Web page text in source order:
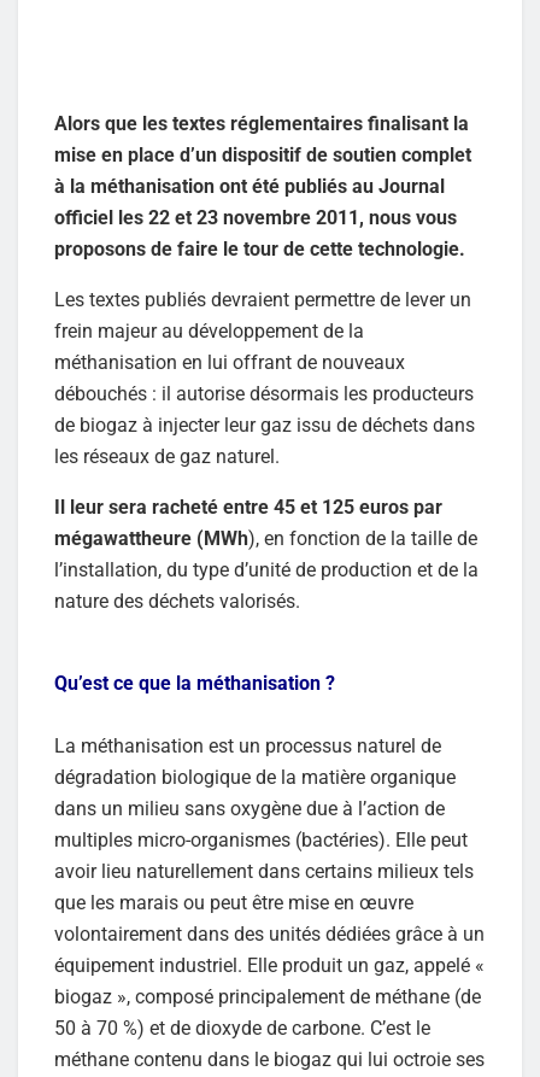
Alors que les textes réglementaires finalisant la
mise en place d’un dispositif de soutien complet
à la méthanisation ont été publiés au Journal
officiel les 22 et 23 novembre 2011, nous vous
proposons de faire le tour de cette technologie.
Les textes publiés devraient permettre de lever un
frein majeur au développement de la
méthanisation en lui offrant de nouveaux
débouchés : il autorise désormais les producteurs
de biogaz à injecter leur gaz issu de déchets dans
les réseaux de gaz naturel.
Il leur sera racheté entre 45 et 125 euros par
mégawattheure (MWh), en fonction de la taille de
l’installation, du type d’unité de production et de la
nature des déchets valorisés.
Qu’est ce que la méthanisation ?
La méthanisation est un processus naturel de
dégradation biologique de la matière organique
dans un milieu sans oxygène due à l’action de
multiples micro-organismes (bactéries). Elle peut
avoir lieu naturellement dans certains milieux tels
que les marais ou peut être mise en œuvre
volontairement dans des unités dédiées grâce à un
équipement industriel. Elle produit un gaz, appelé «
biogaz », composé principalement de méthane (de
50 à 70 %) et de dioxyde de carbone. C’est le
méthane contenu dans le biogaz qui lui octroie ses